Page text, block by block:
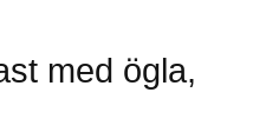
med ögla,